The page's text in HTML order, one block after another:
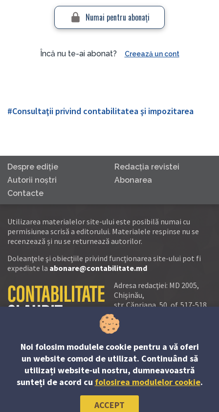
Numai pentru abonaţi
Încă nu te-ai abonat? Creează un cont
#Consultaţii privind contabilitatea şi impozitarea
Despre ediţie
Redacţia revistei
Autorii noştri
Abonarea
Contacte
Utilizarea materialelor site-ului este posibilă numai cu
permisiunea scrisă a editorului. Materialele respinse nu se
recenzează și nu se returnează autorilor.
Doleanţele şi obiecţiile privind funcţionarea site-ului pot fi
expediate la abonare@contabilitate.md
Adresa redacţiei: MD 2005,
Chişinău,
str. Căpriana, 50, of. 517-518
tel.:
tel./fax:
e-mail:
abonare@contabilitate.md
newsletter:
contabilitate@
Noi folosim modulele cookie pentru a vă oferi
un website comod de utilizat. Continuând să
utilizați website-ul nostru, dumneavoastră
sunteți de acord cu folosirea modulelor cookie.
ACCEPT